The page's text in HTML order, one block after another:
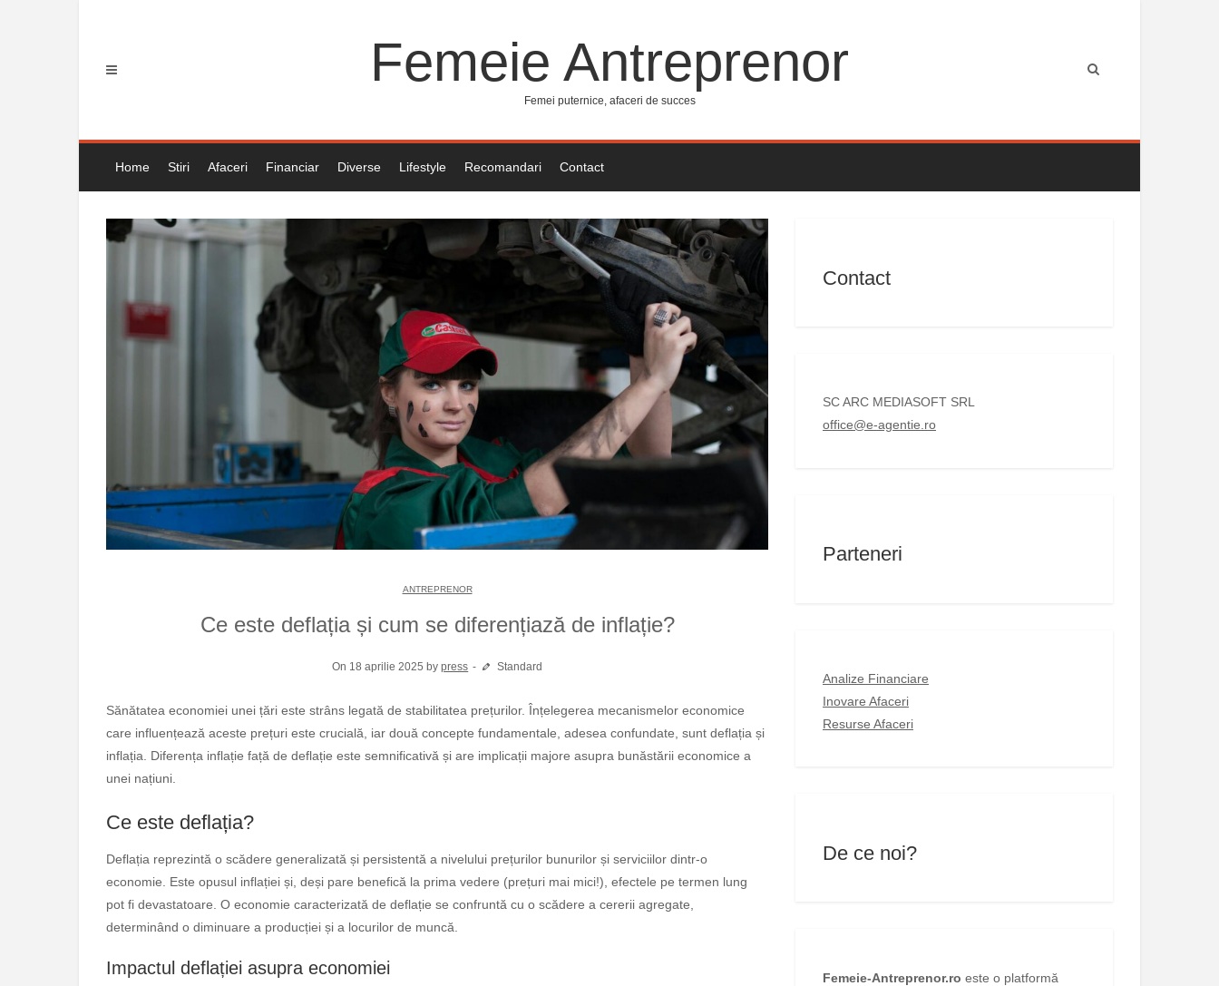
Femeie Antreprenor
Femei puternice, afaceri de succes
Home Stiri Afaceri Financiar Diverse Lifestyle Recomandari Contact
ANTREPRENOR
Ce este deflația și cum se diferențiază de inflație?
On 18 aprilie 2025 bypress Standard
Sănătatea economiei unei țări este strâns legată de stabilitatea prețurilor. Înțelegerea mecanismelor economice
care influențează aceste prețuri este crucială, iar două concepte fundamentale, adesea confundate, sunt deflația și
inflația. Diferența inflație față de deflație este semnificativă și are implicații majore asupra bunăstării economice a
unei națiuni.
Ce este deflația?
Deflația reprezintă o scădere generalizată și persistentă a nivelului prețurilor bunurilor și serviciilor dintr-o
economie. Este opusul inflației și, deși pare benefică la prima vedere (prețuri mai mici!), efectele pe termen lung
pot fi devastatoare. O economie caracterizată de deflație se confruntă cu o scădere a cererii agregate,
determinând o diminuare a producției și a locurilor de muncă.
Impactul deflației asupra economiei
Contact
SC ARC MEDIASOFT SRL
office@e-agentie.ro
Parteneri
Analize Financiare
Inovare Afaceri
Resurse Afaceri
De ce noi?
Femeie-Antreprenor.ro este o platformă